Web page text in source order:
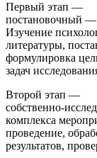
Первый этап —
постановочный
Изучение
литературы,
формулировка
задач
Второй этап —
собственно-
комплекса
проведение,
результатов,